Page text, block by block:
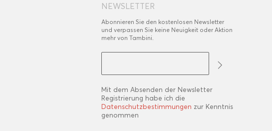
NEWSLETTER
Abonnieren Sie den kostenlosen Newsletter
und verpassen Sie keine Neuigkeit oder Aktion
mehr von Tambini.
Mit dem Absenden der Newsletter
Registrierung habe ich die
Datenschutzbestimmungen zur Kenntnis
genommen